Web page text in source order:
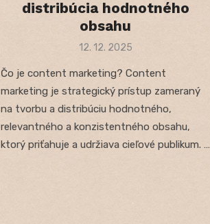
distribúcia hodnotného
obsahu
Posted
12. 12. 2025
Čo je content marketing? Content
marketing je strategický prístup zameraný
na tvorbu a distribúciu hodnotného,
relevantného a konzistentného obsahu,
ktorý priťahuje a udržiava cieľové publikum. …